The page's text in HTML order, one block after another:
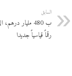
السابق
ب 480 مليار
رقماً قياسياً جديدا